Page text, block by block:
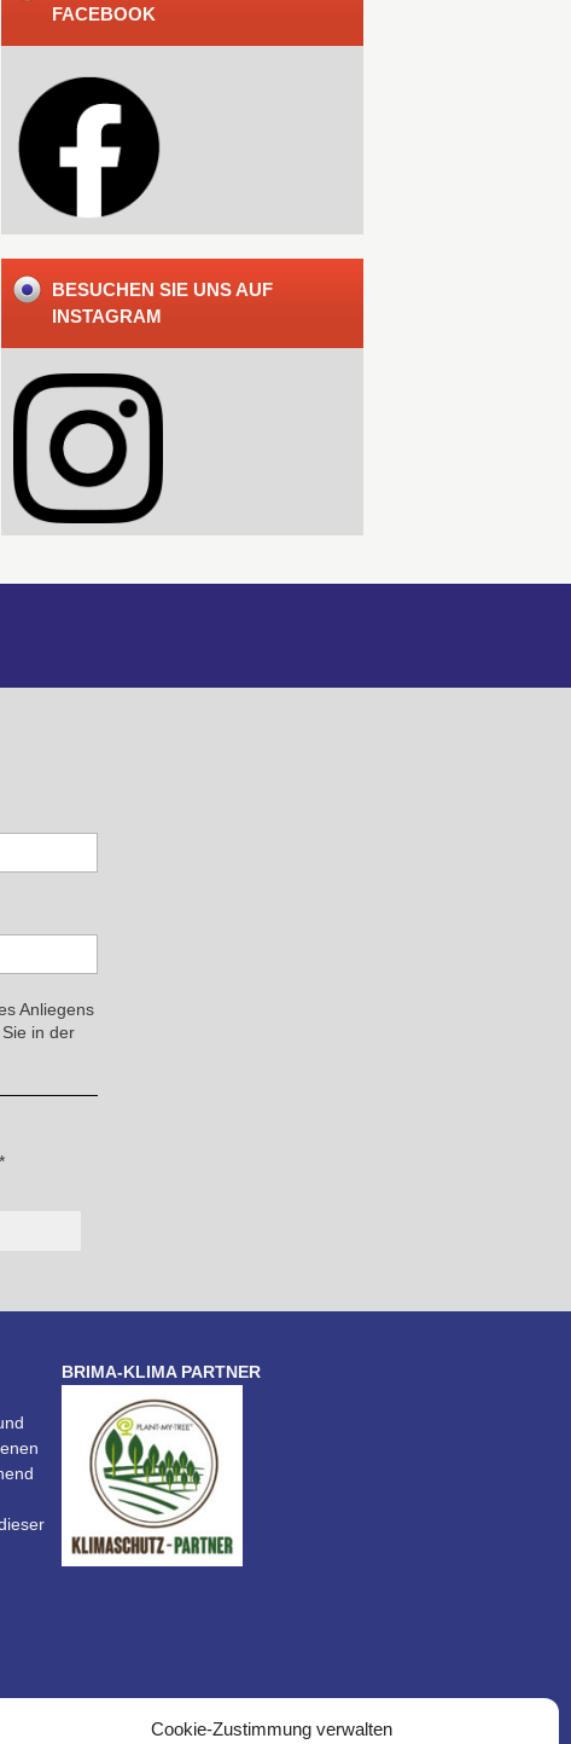
Cookie-Zustimmung verwalten
FACEBOOK
BESUCHEN SIE UNS AUF
INSTAGRAM
Anliegens
in der
BRIMA-KLIMA PARTNER